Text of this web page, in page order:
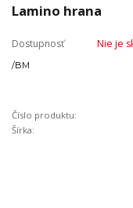
Lamino hrana
Dostupnosť Nie je
/BM
Číslo produktu:
Šírka: